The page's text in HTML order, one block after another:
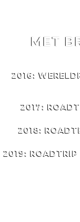
MET
2016:
2017:
2018:
2019: